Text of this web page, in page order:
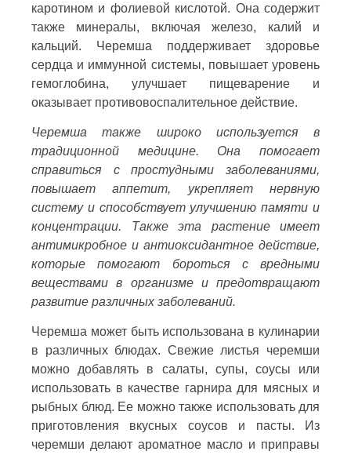
каротином и фолиевой кислотой. Она содержит
также минералы, включая железо, калий и
кальций. Черемша поддерживает здоровье
сердца и иммунной системы, повышает уровень
гемоглобина, улучшает пищеварение и
оказывает противовоспалительное действие.
Черемша также широко используется в
традиционной медицине. Она помогает
справиться с простудными заболеваниями,
повышает аппетит, укрепляет нервную
систему и способствует улучшению памяти и
концентрации. Также эта растение имеет
антимикробное и антиоксидантное действие,
которые помогают бороться с вредными
веществами в организме и предотвращают
развитие различных заболеваний.
Черемша может быть использована в кулинарии
в различных блюдах. Свежие листья черемши
можно добавлять в салаты, супы, соусы или
использовать в качестве гарнира для мясных и
рыбных блюд. Ее можно также использовать для
приготовления вкусных соусов и пасты. Из
черемши делают ароматное масло и приправы